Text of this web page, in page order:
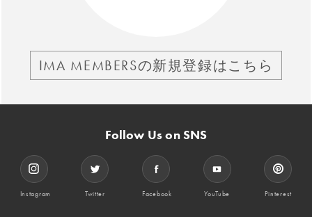
IMA MEMBERSの新規登録はこちら
Follow Us on SNS
Instagram Twitter Facebook YouTube Pinterest